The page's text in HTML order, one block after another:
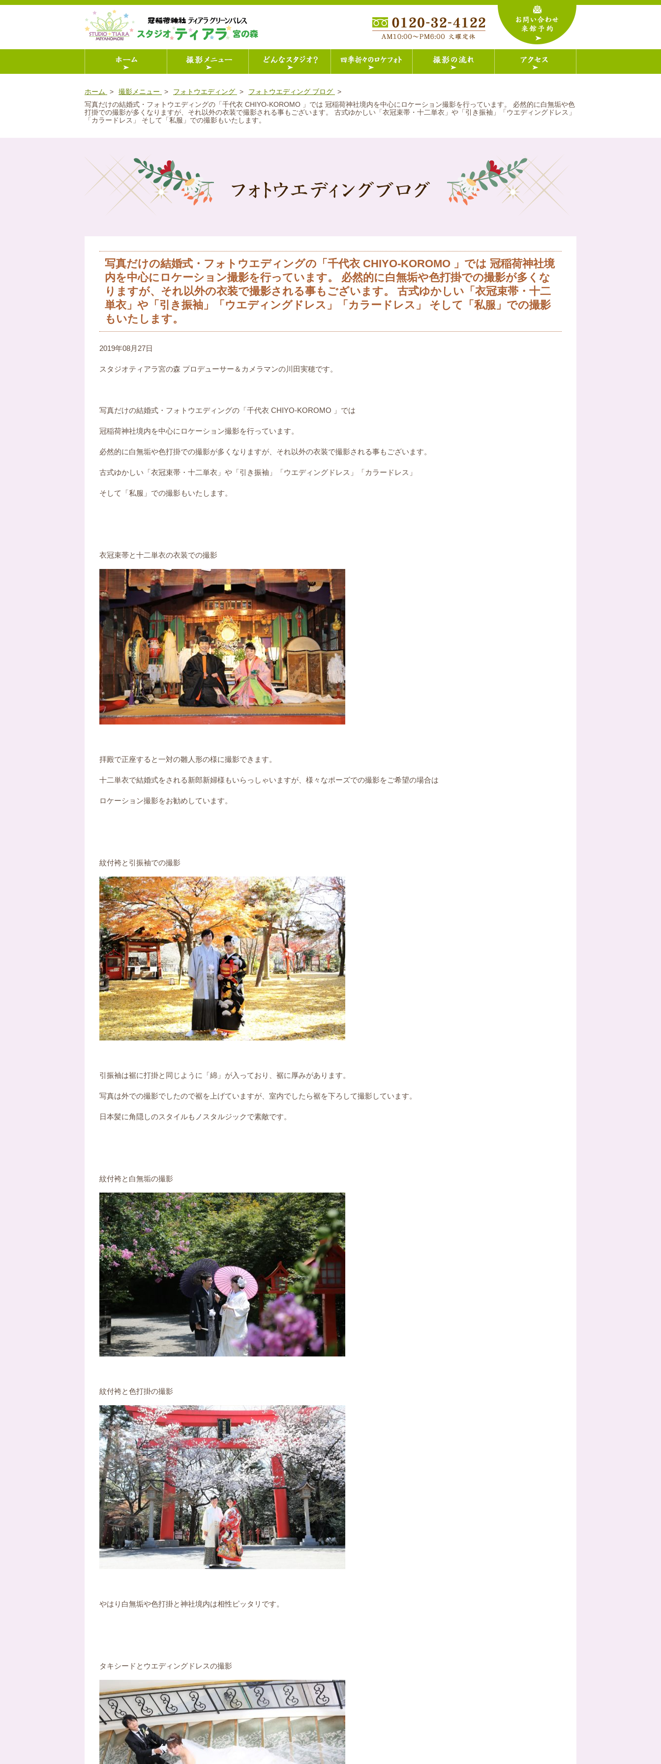
ホーム 撮影メニュー フォトウエディング
フォトウエディング ブログ
写真だけの結婚式・フォトウエディングの「千代衣 CHIYO-KOROMO 」では 冠稲荷神社境内を中心にロケーション撮影を行っています。 必然的に白無垢や色
打掛での撮影が多くなりますが、それ以外の衣装で撮影される事もございます。 古式ゆかしい「衣冠束帯・十二単衣」や「引き振袖」「ウエディングドレス」
「カラードレス」 そして「私服」での撮影もいたします。
写真だけの結婚式・フォトウエディングの「千代衣 CHIYO-KOROMO 」では 冠稲荷神社境
内を中心にロケーション撮影を行っています。 必然的に白無垢や色打掛での撮影が多くな
りますが、それ以外の衣装で撮影される事もございます。 古式ゆかしい「衣冠束帯・十二
単衣」や「引き振袖」「ウエディングドレス」「カラードレス」 そして「私服」での撮影
もいたします。
2019年08月27日
スタジオティアラ宮の森 プロデューサー＆カメラマンの川田実穂です。
写真だけの結婚式・フォトウエディングの「千代衣 CHIYO-KOROMO 」では
冠稲荷神社境内を中心にロケーション撮影を行っています。
必然的に白無垢や色打掛での撮影が多くなりますが、それ以外の衣装で撮影される事もございます。
古式ゆかしい「衣冠束帯・十二単衣」や「引き振袖」「ウエディングドレス」「カラードレス」
そして「私服」での撮影もいたします。
衣冠束帯と十二単衣の衣装での撮影
拝殿で正座すると一対の雛人形の様に撮影できます。
十二単衣で結婚式をされる新郎新婦様もいらっしゃいますが、様々なポーズでの撮影をご希望の場合は
ロケーション撮影をお勧めしています。
紋付袴と引振袖での撮影
引振袖は裾に打掛と同じように「綿」が入っており、裾に厚みがあります。
写真は外での撮影でしたので裾を上げていますが、室内でしたら裾を下ろして撮影しています。
日本髪に角隠しのスタイルもノスタルジックで素敵です。
紋付袴と白無垢の撮影
紋付袴と色打掛の撮影
やはり白無垢や色打掛と神社境内は相性ピッタリです。
タキシードとウエディングドレスの撮影